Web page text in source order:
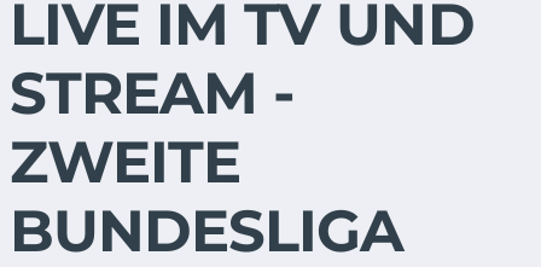
LIVE IM TV UND
STREAM -
ZWEITE
BUNDESLIGA